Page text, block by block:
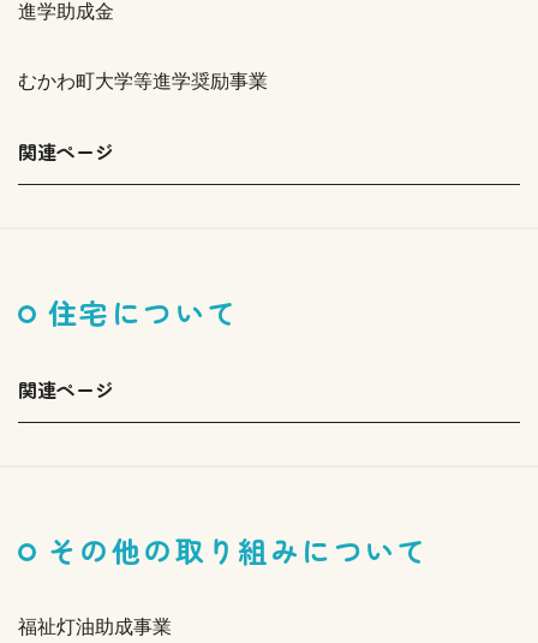
進学助成金
むかわ町大学等進学奨励事業
関連ページ
住宅について
関連ページ
その他の取り組みについて
福祉灯油助成事業